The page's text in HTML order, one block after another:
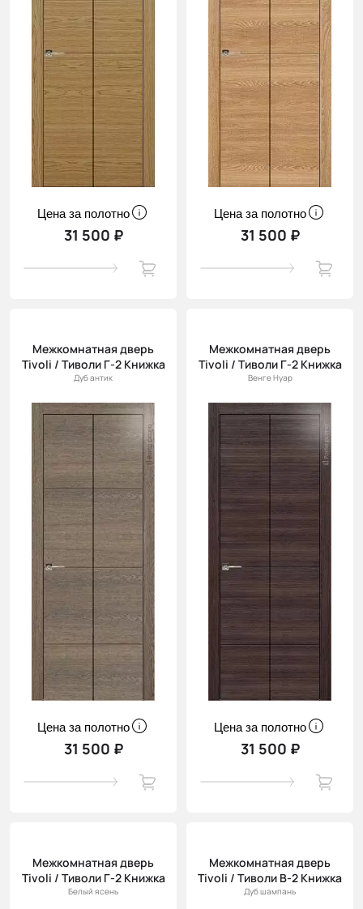
Цена за полотно
31 500 ₽
Цена за полотно
31 500 ₽
Межкомнатная дверь
Tivoli / Тиволи Г-2 Книжка
Дуб антик
Цена за полотно
31 500 ₽
Межкомнатная дверь
Tivoli / Тиволи Г-2 Книжка
Венге Нуар
Цена за полотно
31 500 ₽
Межкомнатная дверь
Tivoli / Тиволи Г-2 Книжка
Белый ясень
Межкомнатная дверь
Tivoli / Тиволи В-2 Книжка
Дуб шампань